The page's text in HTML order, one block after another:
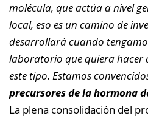
molécula, que actúa a nivel
local, eso es un camino de
desarrollará cuando
laboratorio que quiera hacer
este tipo. Estamos
precursores de la hormona
La plena consolidación del